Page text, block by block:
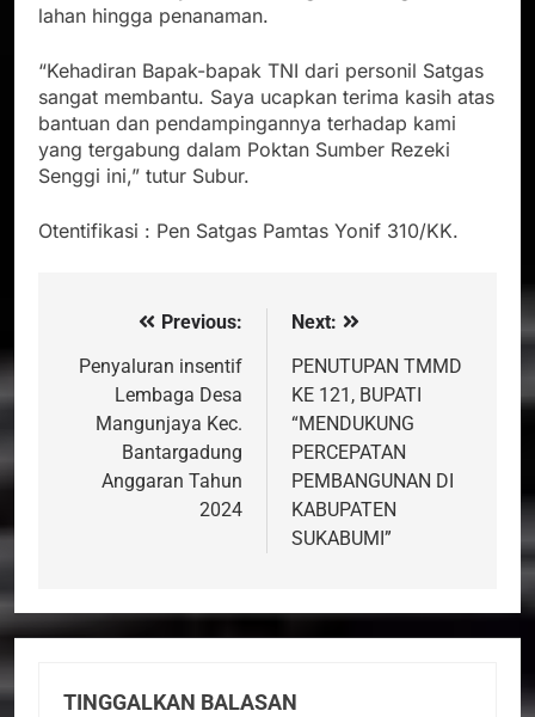
lahan hingga penanaman.
“Kehadiran Bapak-bapak TNI dari personil Satgas
sangat membantu. Saya ucapkan terima kasih atas
bantuan dan pendampingannya terhadap kami
yang tergabung dalam Poktan Sumber Rezeki
Senggi ini,” tutur Subur.
Otentifikasi : Pen Satgas Pamtas Yonif 310/KK.
Navigasi
pos
Previous:
Penyaluran insentif
Lembaga Desa
Mangunjaya Kec.
Bantargadung
Anggaran Tahun
2024
Next:
PENUTUPAN TMMD
KE 121, BUPATI
“MENDUKUNG
PERCEPATAN
PEMBANGUNAN DI
KABUPATEN
SUKABUMI”
TINGGALKAN BALASAN